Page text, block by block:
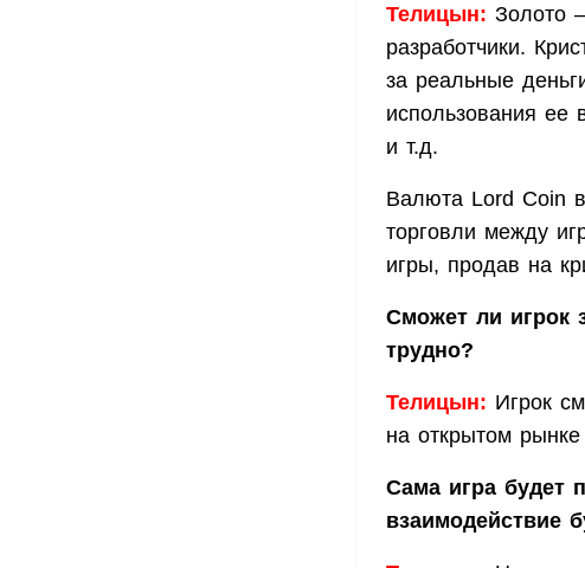
Телицын: Золото
разработчики.
за реальные
использования ее
и т.д.
Валюта Lord Coin в
торговли между
игры, продав на
Сможет ли игрок
трудно?
Телицын: Игрок
на открытом
Сама игра будет
взаимодействие